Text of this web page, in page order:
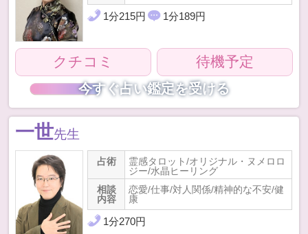
1分215円 1分189円
クチコミ 待機予定
今すぐ占い鑑定を受ける
一世先生
占術
霊感タロット/オリジナル・ヌメロロ
ジー/水晶ヒーリング
相談
内容
恋愛/仕事/対人関係/精神的な不安/健
康
1分270円